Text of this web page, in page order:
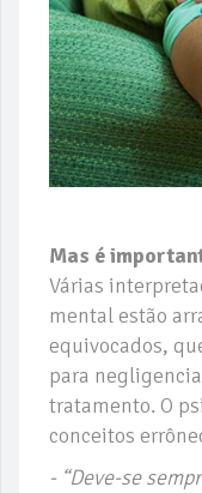
Mas é
Várias
mental estão
equivocados,
para
tratamento. O
conceitos
- “Deve-se